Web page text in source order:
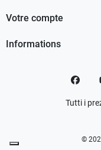
Votre compte
Informations
Tutti i
©